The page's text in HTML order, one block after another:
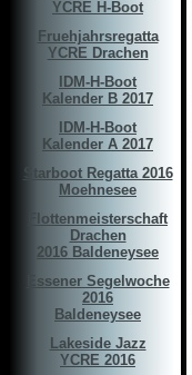
YCRE H-Boot
Fruehjahrsregatta
YCRE Drachen
IDM-H-Boot
Kalender B 2017
IDM-H-Boot
Kalender A 2017
Starboot Regatta 2016
Moehnesee
Flottenmeisterschaft
Drachen
2016 Baldeneysee
Essener Segelwoche
2016
Baldeneysee
Lakeside Jazz
YCRE 2016